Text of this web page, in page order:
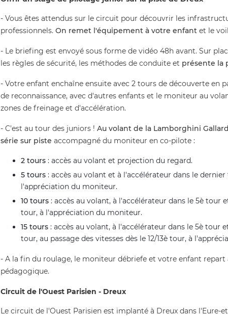
- Vous êtes attendus sur le circuit pour découvrir les
professionnels. On remet l'équipement à votre enfant et le
- Le briefing est envoyé sous forme de vidéo 48h avant. Sur
les règles de sécurité, les méthodes de conduite et présente la
- Votre enfant enchaîne ensuite avec 2 tours de découverte en
de reconnaissance, avec d'autres enfants et le moniteur au
zones de freinage et d'accélération.
- C'est au tour des juniors ! Au volant de la Lamborghini
série sur piste accompagné du moniteur en co-pilote :
2 tours : accès au volant et projection du regard.
5 tours : accès au volant et à l'accélérateur dans le
l'appréciation du moniteur.
10 tours : accès au volant, à l'accélérateur dans le 5è tour
tour, à l'appréciation du moniteur.
15 tours : accès au volant, à l'accélérateur dans le 5è tour
tour, au passage des vitesses dès le 12/13è tour, à
- A la fin du roulage, le moniteur débriefe et votre enfant repart
pédagogique.
Circuit de l'Ouest Parisien - Dreux
Le circuit de l'Ouest Parisien est implanté à Dreux dans l'Eure-